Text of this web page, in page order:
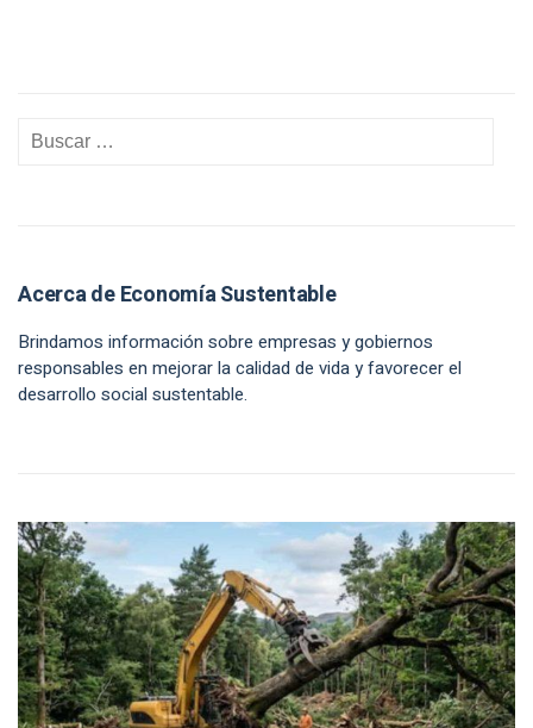
Acerca de Economía Sustentable
Brindamos información sobre empresas y gobiernos
responsables en mejorar la calidad de vida y favorecer el
desarrollo social sustentable.